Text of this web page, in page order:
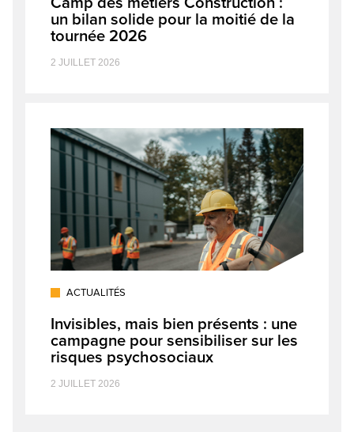
un bilan solide pour la moitié de la
tournée 2026
2 JUILLET 2026
ACTUALITÉS
Invisibles, mais bien présents : une
campagne pour sensibiliser sur les
risques psychosociaux
2 JUILLET 2026